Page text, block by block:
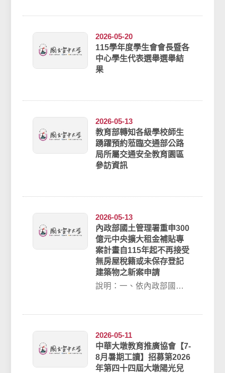
2026-05-20
115學年度學生會會長暨各
中心學生代表選舉選舉結
果
2026-05-13
教育部轉知各級學校師生
踴躍預約蒞臨交通部公路
局所屬交通安全教育園區
參訪資訊
2026-05-13
內政部國土管理署重申300
億元中央擴大租金補貼專
案計畫自115年起不再接受
無房屋稅籍或未保存登記
建築物之新案申請
說明：一、依內政部國土
2026-05-11
中華大墩教育推廣協會【7-
8月暑期工讀】招募第2026
年第四十四屆大墩陽光兒